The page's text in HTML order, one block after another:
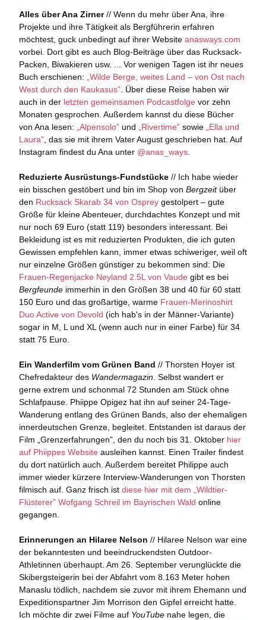
Alles über Ana Zirner// Wenn du mehr über Ana, ihre
Projekte und ihre Tätigkeit als Bergführerin erfahren
möchtest, guck unbedingt auf ihrer Website anasways.com
vorbei. Dort gibt es auch Blog-Beiträge über das Rucksack-
Packen, Biwakieren usw. ... Vor wenigen Tagen ist ihr neues
Buch erschienen:
„Wilde Berge, weites Land – von Ost nach
West durch den Kaukasus”. Über diese Reise haben wir
auch in der letzten gemeinsamen Podcastfolge vor zehn
Monaten gesprochen. Außerdem kannst du diese Bücher
von Ana lesen:
„Alpensolo”und „Rivertime”sowie
„Ella und
Laura”, das sie mit ihrem Vater August geschrieben hat. Auf
Instagram findest du Ana unter @anas_ways.
Reduzierte Ausrüstungs-Fundstücke// Ich habe wieder
ein bisschen gestöbert und bin im Shop von Bergzeitüber
den Rucksack Skarab 34 von Ospreygestolpert – gute
Größe für kleine Abenteuer, durchdachtes Konzept und mit
nur noch 69 Euro (statt 119) besonders interessant. Bei
Bekleidung ist es mit reduzierten Produkten, die ich guten
Gewissen empfehlen kann, immer etwas schiweriger, weil oft
nur einzelne Größen günstiger zu bekommen sind: Die
Frauen-Regenjacke Neyland 2.5L von Vaude gibt es bei
Bergfeundeimmerhin in den Größen 38 und 40 für 60 statt
150 Euro und das großartige, warme Frauen-Merinoshirt
Duo Active von Devold (ich hab's in der Männer-Variante)
sogar in M, L und XL (wenn auch nur in einer Farbe) für 34
statt 75 Euro.
Ein Wanderfilm vom Grünen Band // Thorsten Hoyer ist
Chefredakteur des Wandermagazin. Selbst wandert er
gerne extrem und schonmal 72 Stunden am Stück ohne
Schlafpause. Phiippe Opigez hat ihn auf seiner 24-Tage-
Wanderung entlang des Grünen Bands, also der ehemaligen
innerdeutschen Grenze, begleitet. Entstanden ist daraus der
Film „Grenzerfahrungen”, den du noch bis 31. Oktober hier
auf Phiippes Website ausleihen kannst. Einen Trailer findest
du dort natürlich auch. Außerdem bereitet Philippe auch
immer wieder kürzere Interview-Wanderungen von Thorsten
filmisch auf. Ganz frisch ist diese hier mit dem „Wildtier-
Flüsterer” Wofgang Schreil im Bayrischen Wald online
gegangen.
Erinnerungen an Hilaree Nelson // Hilaree Nelson war eine
der bekanntesten und beeindruckendsten Outdoor-
Athletinnen überhaupt. Am 26. September verunglückte die
Skibergsteigerin bei der Abfahrt vom 8.163 Meter hohen
Manaslu tödlich, nachdem sie zuvor mit ihrem Ehemann und
Expeditionspartner Jim Morrison den Gipfel erreicht hatte.
Ich möchte dir zwei Filme auf YouTubenahe legen, die